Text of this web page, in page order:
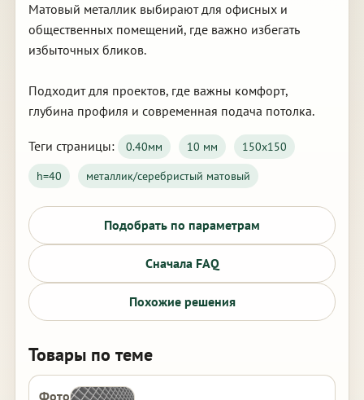
Матовый металлик выбирают для офисных и
общественных помещений, где важно избегать
избыточных бликов.
Подходит для проектов, где важны комфорт,
глубина профиля и современная подача потолка.
Теги страницы: 0.40мм 10 мм
150х150
h=40
металлик/серебристый матовый
Подобрать по параметрам
Сначала FAQ
Похожие решения
Товары по теме